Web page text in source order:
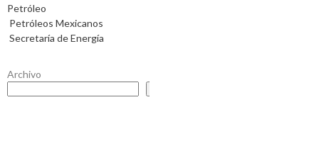
Petróleo
Petróleos Mexicanos
Secretaría de Energía
Archivo